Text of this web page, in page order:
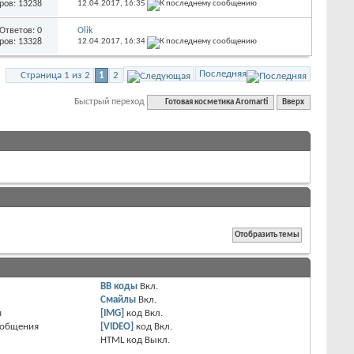
13238 12.04.2017, 16:35
Ответов: 0
13328
Olik
12.04.2017, 16:34
Страница 1 из 2 1 2 Последняя
Быстрый переход Готовая косметика Aromarti Вверх
BB коды Вкл.
Смайлы Вкл.
[IMG] код Вкл.
[VIDEO] код Вкл.
HTML код Выкл.